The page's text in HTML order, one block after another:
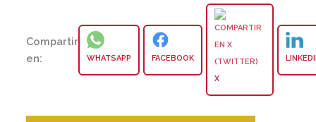
Compartir
en:
WHATSAPP FACEBOOK
X